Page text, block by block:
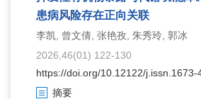
患病风险存在正向关联
李凯, 曾文倩, 张艳孜, 朱秀玲, 郭冰
2026,46(01) 122-130
https://doi.org/10.12122/j.issn.1673-
摘要